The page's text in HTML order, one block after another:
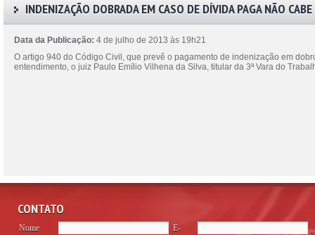
INDENIZAÇÃO DOBRADA EM CASO DE DÍVIDA PAGA NÃO
Data da Publicação: 4 de julho de 2013 às 19h21
O artigo 940 do Código Civil, que prevê o pagamento de indenização em
entendimento, o juiz Paulo Emílio Vilhena da Silva, titular da 3ª Vara do
CONTATO
Nome
E-